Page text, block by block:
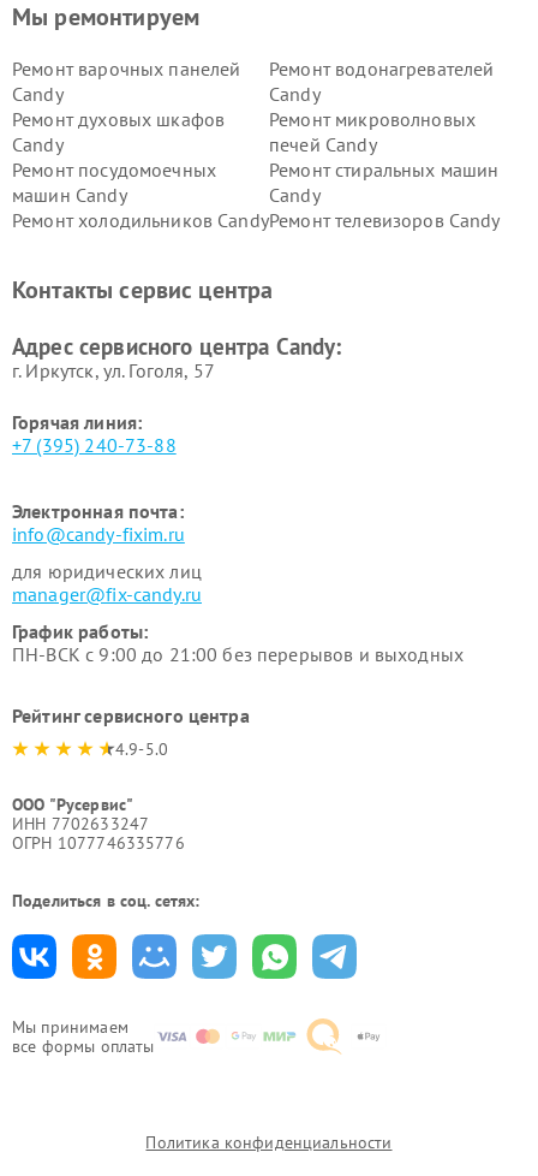
Мы принимаем
все формы оплаты
Мы ремонтируем
Ремонт варочных панелей
Candy
Ремонт водонагревателей
Candy
Ремонт духовых шкафов
Candy
Ремонт микроволновых
печей Candy
Ремонт посудомоечных
машин Candy
Ремонт стиральных машин
Candy
Ремонт холодильников CandyРемонт телевизоров Candy
Контакты сервис центра
Адрес сервисного центра Candy:
г. Иркутск, ул. ​Гоголя, 57
Горячая линия:
+7 (395) 240-73-88
Электронная почта:
info@candy-fixim.ru
для юридических лиц
manager@fix-candy.ru
График работы:
ПН-ВСК с 9:00 до 21:00 без перерывов и выходных
Рейтинг сервисного центра
4.9-5.0
ООО "Русервис"
ИНН 7702633247
ОГРН 1077746335776
Поделиться в соц. сетях:
Политика конфиденциальности